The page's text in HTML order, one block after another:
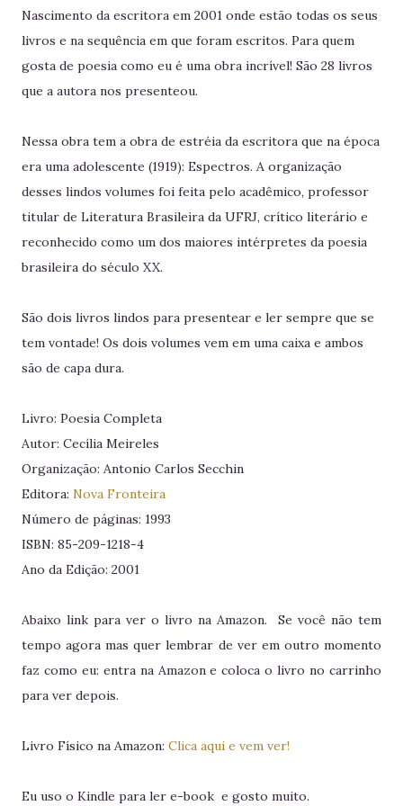
Nascimento da escritora em 2001 onde estão todas os seus
livros e na sequência em que foram escritos. Para quem
gosta de poesia como eu é uma obra incrível! São 28 livros
que a autora nos presenteou.
Nessa obra tem a obra de estréia da escritora que na época
era uma adolescente (1919): Espectros. A organização
desses lindos volumes foi feita pelo acadêmico, professor
titular de Literatura Brasileira da UFRJ, crítico literário e
reconhecido como um dos maiores intérpretes da poesia
brasileira do século XX.
São dois livros lindos para presentear e ler sempre que se
tem vontade! Os dois volumes vem em uma caixa e ambos
são de capa dura.
Livro: Poesia Completa
Autor: Cecília Meireles
Organização: Antonio Carlos Secchin
Editora: Nova Fronteira
Número de páginas: 1993
ISBN: 85-209-1218-4
Ano da Edição: 2001
Abaixo link para ver o livro na Amazon. Se você não tem
tempo agora mas quer lembrar de ver em outro momento
faz como eu: entra na Amazon e coloca o livro no carrinho
para ver depois.
Livro Físico na Amazon: Clica aqui e vem ver!
Eu uso o Kindle para ler e-book e gosto muito.